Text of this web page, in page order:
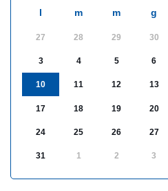
l m m g
27 28 29 30
3 4 5 6
10 11 12 13
17 18 19 20
24 25 26 27
31 1 2 3